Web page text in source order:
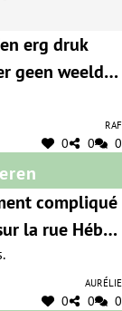
erg druk
geen weelde
Raf
0 0 0
compliqué
la rue Hébar.
Aurélie
0 0 0